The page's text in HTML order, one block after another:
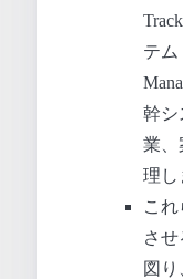
テム
幹シ
業、
理し
こ
さ
図